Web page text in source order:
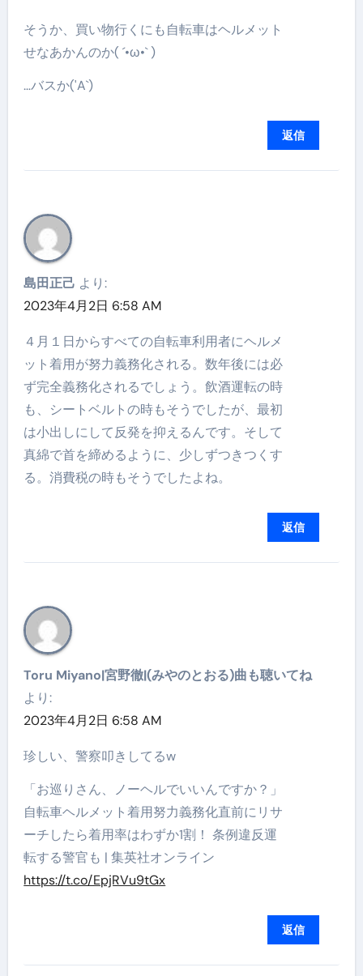
そうか、買い物行くにも自転車はヘルメット
せなあかんのか( ´•ω•` )
…バスか('A`)
返信
島田正己 より:
2023年4月2日 6:58 AM
４月１日からすべての自転車利用者にヘルメ
ット着用が努力義務化される。数年後には必
ず完全義務化されるでしょう。飲酒運転の時
も、シートベルトの時もそうでしたが、最初
は小出しにして反発を抑えるんです。そして
真綿で首を締めるように、少しずつきつくす
る。消費税の時もそうでしたよね。
返信
Toru Miyano|宮野徹|(みやのとおる)曲も聴いてね
より:
2023年4月2日 6:58 AM
珍しい、警察叩きしてるw
「お巡りさん、ノーヘルでいいんですか？」
自転車ヘルメット着用努力義務化直前にリサ
ーチしたら着用率はわずか1割！ 条例違反運
転する警官も | 集英社オンライン
https://t.co/EpjRVu9tGx
返信